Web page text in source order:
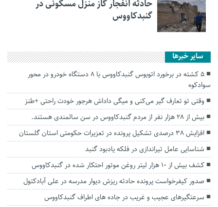
حادثه انفجار گاز منزل مسکونی در
گنبدکاووس
سایر خبرها
۵ کشته در برخورد اتوبوس گنبدکاووس با ۸ دستگاه خودرو در محور
سوادکوه
وقتی تو تعارف گیر می‌کنی و میگی داداش هرجور خودت راحتی +طنز
بیش از ۲۸ هزار نفر از مردم گنبدکاووس در سن سالمندی هستند.
افزایش ۳۸ درصدی تشکیل پرونده در تعزیرات حکومتی استان گلستان
شناسایی عامل تیراندازی در فلکه یادبود گنبد
کشف بیش از ۱۰ هزار لیتر روغن موتور احتکار شده در گنبدکاووس
صدور کیفرخواست پرونده حادثه ریزش دیوار مدرسه در علی آبادکتول
سرعتگیرهای عجیب و غریب در جاده های اطراف گنبدکاووس